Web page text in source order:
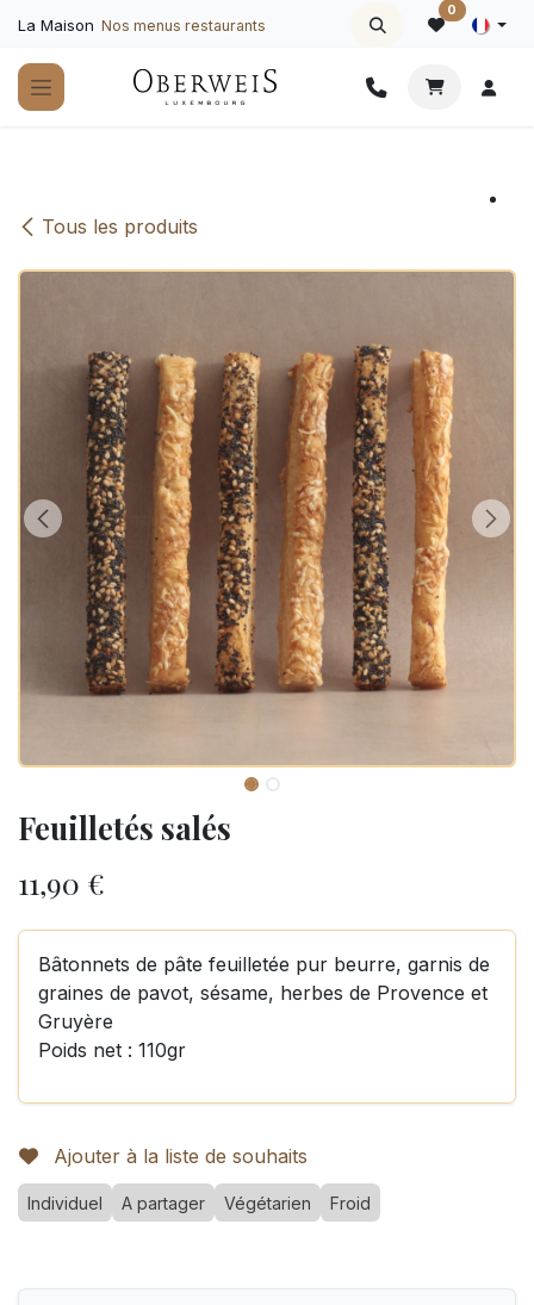
La Maison Nos menus restaurants
0
Tous les produits
Feuilletés salés
11,90 €
Bâtonnets de pâte feuilletée pur beurre, garnis de
graines de pavot, sésame, herbes de Provence et
Gruyère
Poids net : 110gr
Ajouter à la liste de souhaits
Individuel A partager Végétarien Froid